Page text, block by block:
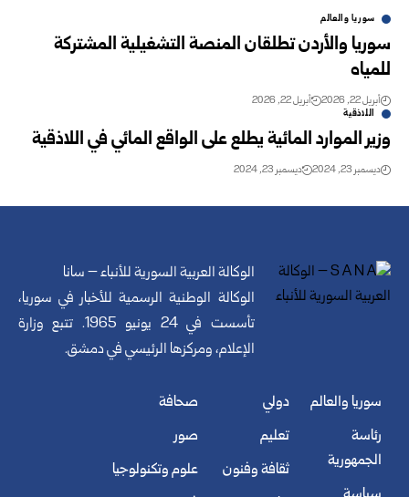
سوريا والعالم
سوريا والأردن تطلقان المنصة التشغيلية المشتركة
للمياه
أبريل 22, 2026 أبريل 22, 2026
اللاذقية
وزير الموارد المائية يطلع على الواقع المائي في اللاذقية‏
ديسمبر 23, 2024 ديسمبر 23, 2024
الوكالة العربية السورية للأنباء – سانا
الوكالة الوطنية الرسمية للأخبار في سوريا،
تأسست في 24 يونيو 1965. تتبع وزارة
الإعلام، ومركزها الرئيسي في دمشق.
سوريا والعالم
رئاسة
الجمهورية
دولي
تعليم
ثقافة وفنون
صحافة
صور
علوم وتكنولوجيا